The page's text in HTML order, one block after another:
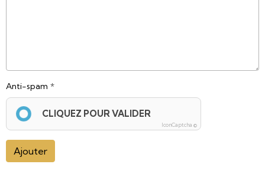
Anti-spam
CLIQUEZ POUR VALIDER
IconCaptcha ©
Ajouter